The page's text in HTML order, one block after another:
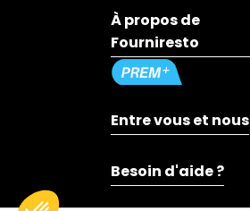
À propos de
Fourniresto
Entre vous et nous
Besoin d'aide ?